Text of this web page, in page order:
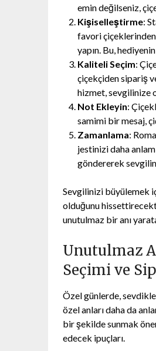
emin değilseniz,
Kişiselleştirme:
favori çiçeklerinden
yapın. Bu,
Kaliteli Seçim:
çiçekçiden sipariş
hizmet, sevgilinize
Not Ekleyin:
samimi bir mesaj,
Zamanlama:
jestinizi daha
göndererek
Sevgilinizi büyülemek
olduğunu
unutulmaz bir anı
Unutulmaz
Seçimi ve
Özel günlerde,
özel anları daha da
bir şekilde sunmak
edecek ipuçları.